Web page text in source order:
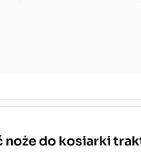
noże do kosiarki